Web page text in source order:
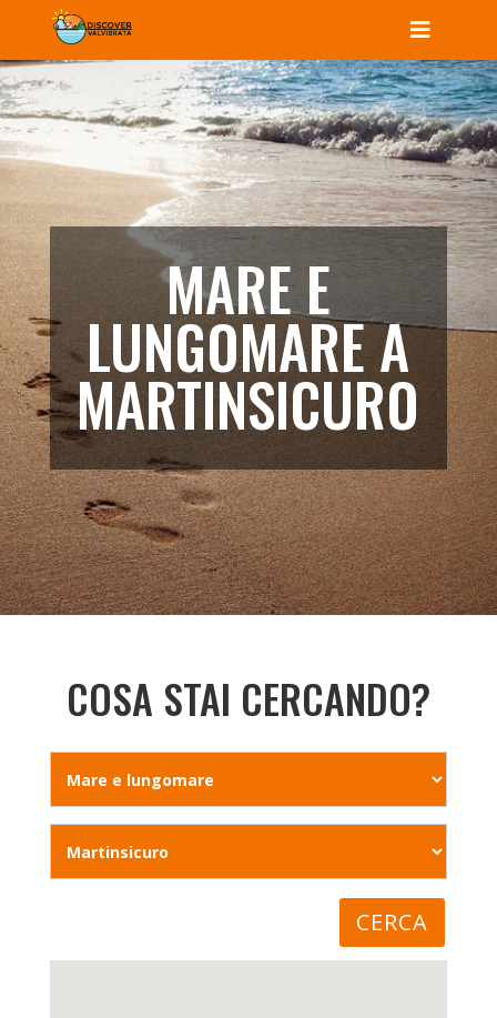
MARE E
LUNGOMARE A
MARTINSICURO
COSA STAI CERCANDO?
CERCA